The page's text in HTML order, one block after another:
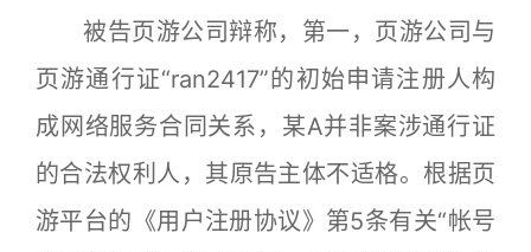
被告页游公司辩称，第一，页游公司与
页游通行证“ran2417”的初始申请注册人构
成网络服务合同关系，某A并非案涉通行证
的合法权利人，其原告主体不适格。根据页
游平台的《用户注册协议》第5条有关“帐号